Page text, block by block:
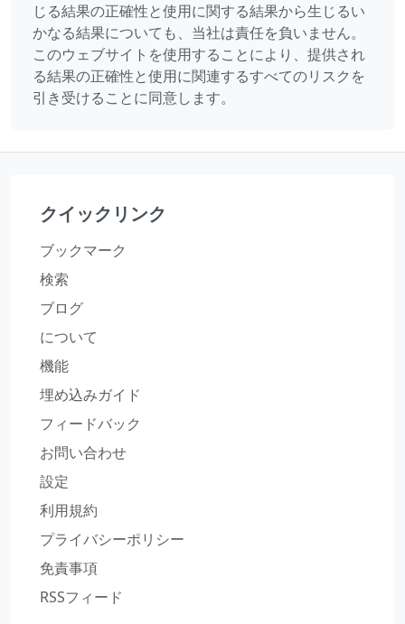
じる結果の正確性と使用に関する結果から生じるい
かなる結果についても、当社は責任を負いません。
このウェブサイトを使用することにより、提供され
る結果の正確性と使用に関連するすべてのリスクを
引き受けることに同意します。
クイックリンク
ブックマーク
検索
ブログ
について
機能
埋め込みガイド
フィードバック
お問い合わせ
設定
利用規約
プライバシーポリシー
免責事項
RSSフィード